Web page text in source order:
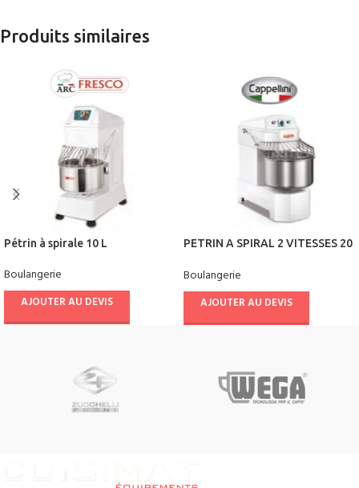
Produits similaires
Pétrin à spirale 10 L
Boulangerie
AJOUTER AU DEVIS
PETRIN A SPIRAL 2 VITESSES 20
Boulangerie
AJOUTER AU DEVIS